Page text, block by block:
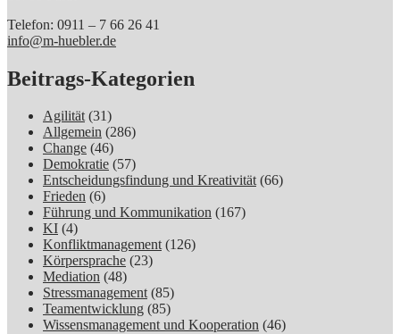
Telefon: 0911 – 7 66 26 41
info@m-huebler.de
Beitrags-Kategorien
Agilität(31)
Allgemein (286)
Change (46)
Demokratie (57)
Entscheidungsfindung und Kreativität(66)
Frieden (6)
Führung und Kommunikation (167)
KI (4)
Konfliktmanagement(126)
Körpersprache (23)
Mediation (48)
Stressmanagement(85)
Teamentwicklung (85)
Wissensmanagement und Kooperation (46)